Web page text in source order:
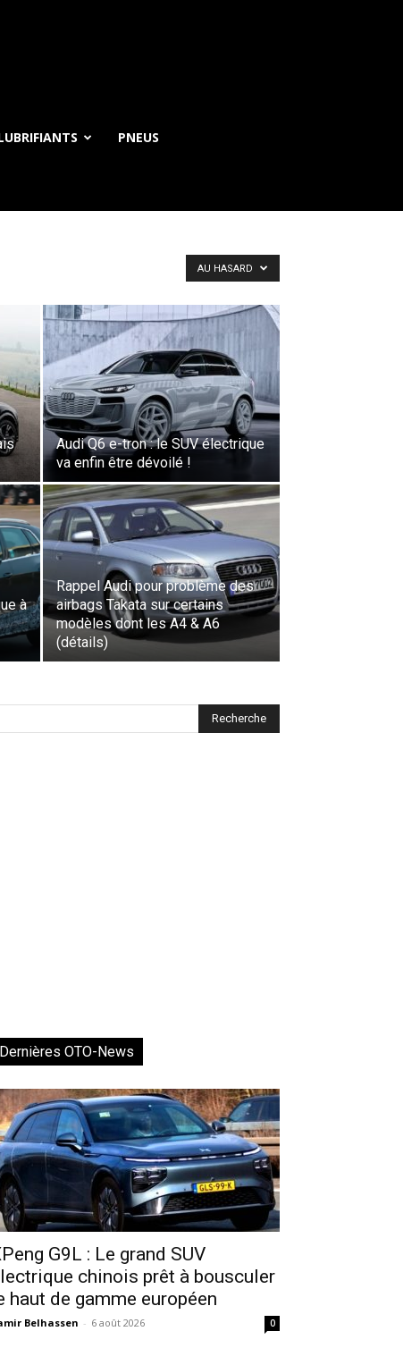
PNEUS
AU HASARD
Audi Q6 e-tron : le SUV électrique
va enfin être dévoilé !
à
Rappel Audi pour problème des
airbags Takata sur certains
modèles dont les A4 & A6
(détails)
Dernières OTO-News
G9L : Le grand SUV
chinois prêt à bousculer
haut de gamme européen
Belhassen - 6 août 2026 0